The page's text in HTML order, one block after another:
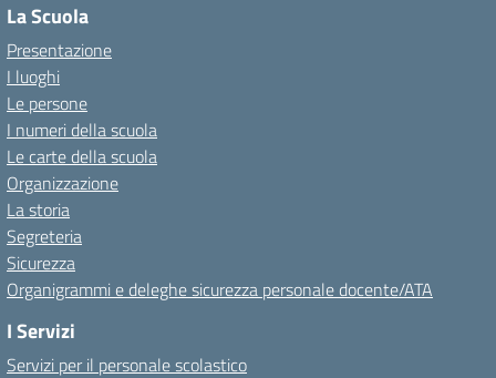
La Scuola
Presentazione
I luoghi
Le persone
I numeri della scuola
Le carte della scuola
Organizzazione
La storia
Segreteria
Sicurezza
Organigrammi e deleghe sicurezza personale docente/ATA
I Servizi
Servizi per il personale scolastico